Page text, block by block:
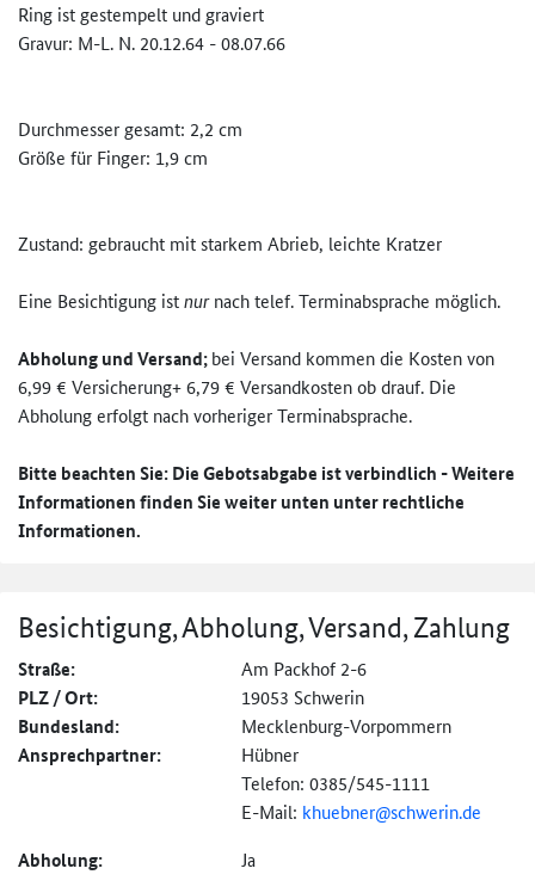
Ring ist gestempelt und graviert
Gravur: M-L. N. 20.12.64 - 08.07.66
Durchmesser gesamt: 2,2 cm
Größe für Finger: 1,9 cm
Zustand: gebraucht mit starkem Abrieb, leichte Kratzer
Eine Besichtigung istnurnach telef. Terminabsprache möglich.
Abholung und Versand;bei Versand kommen die Kosten von
6,99 € Versicherung+ 6,79 € Versandkosten ob drauf. Die
Abholung erfolgt nach vorheriger Terminabsprache.
Bitte beachten Sie: Die Gebotsabgabe ist verbindlich - Weitere
Informationen finden Sie weiter unten unter rechtliche
Informationen.
Besichtigung, Abholung, Versand, Zahlung
Straße: Am Packhof 2-6
PLZ / Ort: 19053 Schwerin
Bundesland: Mecklenburg-Vorpommern
Ansprechpartner:
Hübner
Telefon: 0385/545-1111
E-Mail: khuebner@schwerin.de
Abholung: Ja